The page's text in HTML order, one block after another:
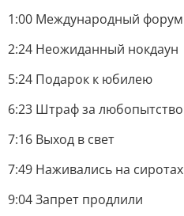
1:00 Международный форум
2:24 Неожиданный нокдаун
5:24 Подарок к юбилею
6:23 Штраф за любопытство
7:16 Выход в свет
7:49 Наживались на сиротах
9:04 Запрет продлили